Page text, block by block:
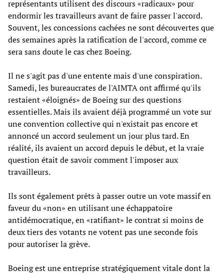
représentants utilisent des discours «radicaux» pour
endormir les travailleurs avant de faire passer l'accord.
Souvent, les concessions cachées ne sont découvertes que
des semaines après la ratification de l'accord, comme ce
sera sans doute le cas chez Boeing.
Il ne s'agit pas d'une entente mais d'une conspiration.
Samedi, les bureaucrates de l'AIMTA ont affirmé qu'ils
restaient «éloignés» de Boeing sur des questions
essentielles. Mais ils avaient déjà programmé un vote sur
une convention collective qui n'existait pas encore et
annoncé un accord seulement un jour plus tard. En
réalité, ils avaient un accord depuis le début, et la vraie
question était de savoir comment l'imposer aux
travailleurs.
Ils sont également prêts à passer outre un vote massif en
faveur du «non» en utilisant une échappatoire
antidémocratique, en «ratifiant» le contrat si moins de
deux tiers des votants ne votent pas une seconde fois
pour autoriser la grève.
Boeing est une entreprise stratégiquement vitale dont la